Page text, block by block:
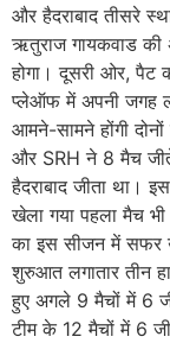
और हैदराबाद तीसरे
ऋतुराज गायकवाड की
होगा। दूसरी ओर, पैट
प्लेऑफ में अपनी जगह
आमने-सामने होंगी
और SRH ने 8 मैच
हैदराबाद जीता था।
खेला गया पहला मैच
का इस सीजन में सफर
शुरुआत लगातार तीन
हुए अगले 9 मैचों में 6
टीम के 12 मैचों में 6